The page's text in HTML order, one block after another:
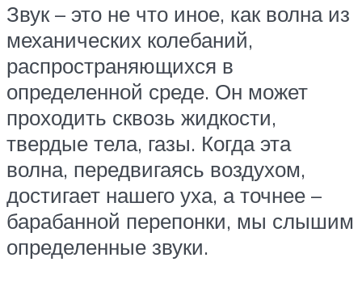
Звук – это не что иное, как волна из
механических колебаний,
распространяющихся в
определенной среде. Он может
проходить сквозь жидкости,
твердые тела, газы. Когда эта
волна, передвигаясь воздухом,
достигает нашего уха, а точнее –
барабанной перепонки, мы слышим
определенные звуки.